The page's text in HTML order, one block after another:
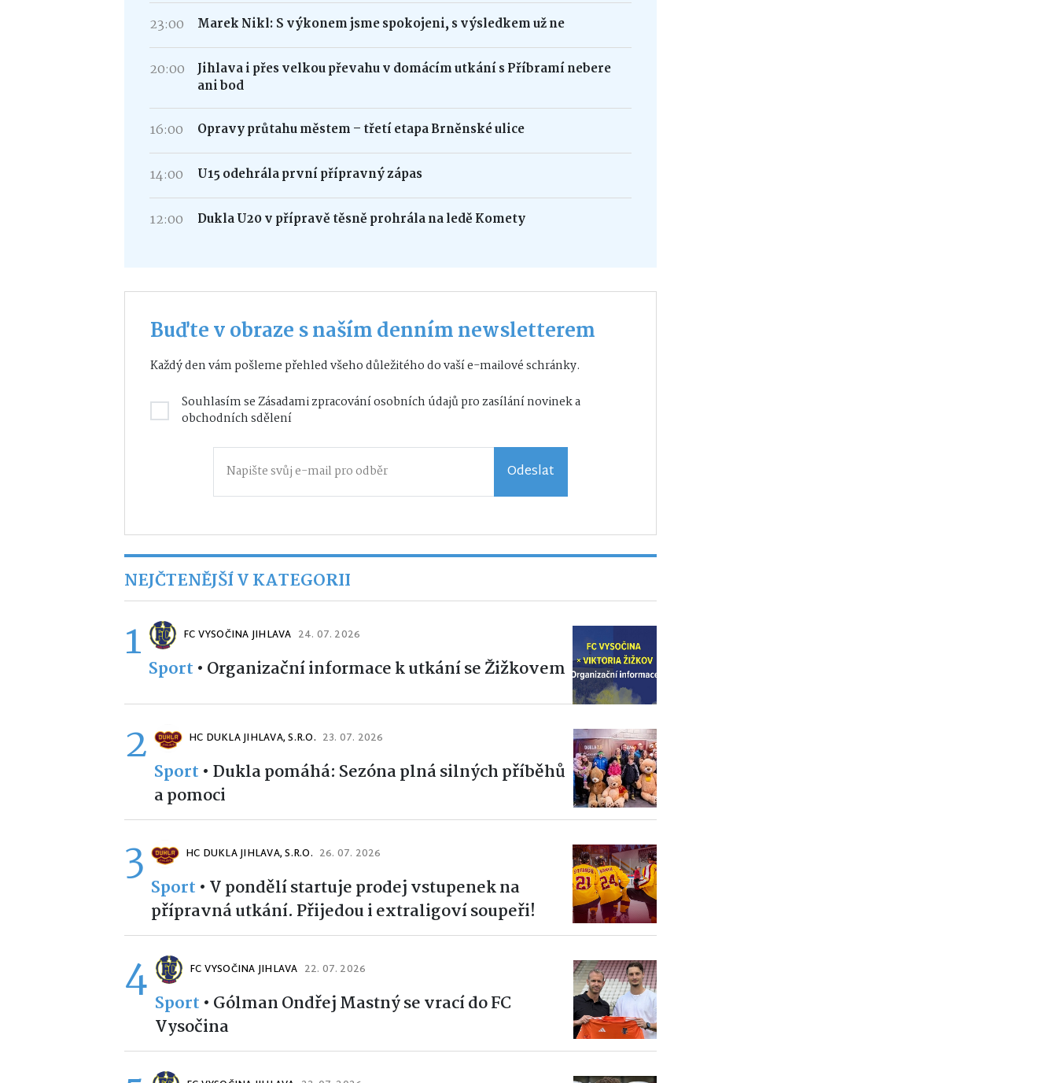
23:00 Marek Nikl: S výkonem jsme spokojeni, s výsledkem už ne
20:00
Jihlava i přes velkou převahu v domácím utkání s Příbramí nebere
ani bod
16:00 Opravy průtahu městem – třetí etapa Brněnské ulice
14:00 U15 odehrála první přípravný zápas
12:00 Dukla U20 v přípravě těsně prohrála na ledě Komety
Buďte v obraze s naším denním newsletterem
Každý den vám pošleme přehled všeho důležitého do vaší e-mailové schránky.
Souhlasím seZásadami zpracování osobních údajůpro zasílání novinek a
obchodních sdělení
Odeslat
NEJČTENĚJŠÍ V KATEGORII
1 FC VYSOČINA JIHLAVA 24. 07. 2026
Sport • Organizační informace k utkání se Žižkovem
2 HC DUKLA JIHLAVA, S.R.O. 23. 07. 2026
Sport • Dukla pomáhá: Sezóna plná silných příběhů
a pomoci
3 HC DUKLA JIHLAVA, S.R.O. 26. 07. 2026
Sport • V pondělí startuje prodej vstupenek na
přípravná utkání. Přijedou i extraligoví soupeři!
4 FC VYSOČINA JIHLAVA 22. 07. 2026
Sport • Gólman Ondřej Mastný se vrací do FC
Vysočina